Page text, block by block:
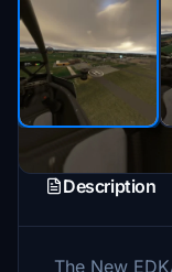
Description
The New